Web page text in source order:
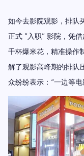
如今去影院观影，排队
正式 “入职” 影院，凭
千杯爆米花，精准操作
解了观影高峰期的排队
众纷纷表示：“一边等